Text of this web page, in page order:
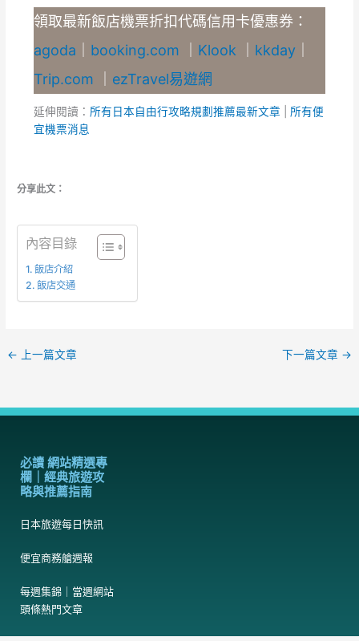
領取最新飯店機票折扣代碼信用卡優惠券：
agoda
booking.com Klook kkday｜
Trip.com
ezTravel易遊網
延伸閱讀： 所有日本自由行攻略規劃推薦最新文章
所有便
宜機票消息
分享此文：
內容目錄
飯店介紹
飯店交通
← 上一篇文章 下一篇文章 →
必讀 網站精選專
欄｜經典旅遊攻
略與推薦指南
日本旅遊每日快訊
便宜商務艙週報
每週集錦｜當週網站
頭條熱門文章